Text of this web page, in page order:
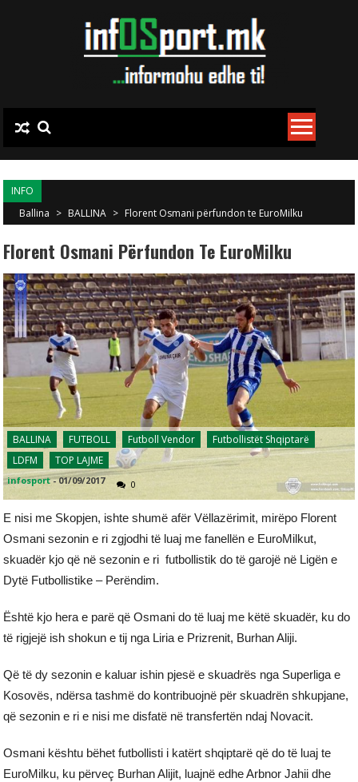
INFO
Ballina > BALLINA > Florent Osmani përfundon te EuroMilku
Florent Osmani Përfundon Te EuroMilku
BALLINA FUTBOLL Futboll Vendor
Futbollistët Shqiptarë
LDFM
TOP LAJME
infosport -01/09/2017 0
E nisi me Skopjen, ishte shumë afër Vëllazërimit, mirëpo Florent
Osmani sezonin e ri zgjodhi të luaj me fanellën e EuroMilkut,
skuadër kjo që në sezonin e ri futbollistik do të garojë në Ligën e
Dytë Futbollistike – Perëndim.
Është kjo hera e parë që Osmani do të luaj me këtë skuadër, ku do
të rigjejë ish shokun e tij nga Liria e Prizrenit, Burhan Aliji.
Që të dy sezonin e kaluar ishin pjesë e skuadrës nga Superliga e
Kosovës, ndërsa tashmë do kontribuojnë për skuadrën shkupjane,
që sezonin e ri e nisi me disfatë në transfertën ndaj Novacit.
Osmani kështu bëhet futbollisti i katërt shqiptarë që do të luaj te
EuroMilku, ku përveç Burhan Alijit, luajnë edhe Arbnor Jahii dhe